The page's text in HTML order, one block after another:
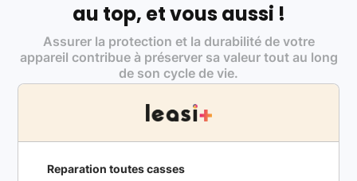
au top, et vous aussi !
Assurer la protection et la durabilité de votre
appareil contribue à préserver sa valeur tout au long
de son cycle de vie.
Reparation toutes casses